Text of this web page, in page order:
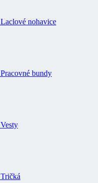
Laclové nohavice
Pracovné bundy
Vesty
Tričká